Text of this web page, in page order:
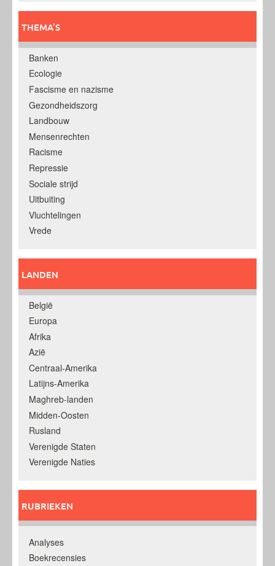
THEMA’S
Banken
Ecologie
Fascisme en nazisme
Gezondheidszorg
Landbouw
Mensenrechten
Racisme
Repressie
Sociale strijd
Uitbuiting
Vluchtelingen
Vrede
LANDEN
België
Europa
Afrika
Azië
Centraal-Amerika
Latijns-Amerika
Maghreb-landen
Midden-Oosten
Rusland
Verenigde Staten
Verenigde Naties
RUBRIEKEN
Analyses
Boekrecensies